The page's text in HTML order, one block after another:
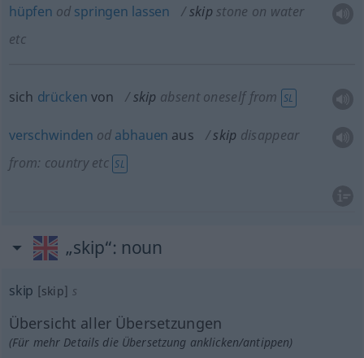
hüpfen od springen lassen skip stone on water
etc
sich drücken von skip absent oneself from SL
verschwinden od abhauen aus skip disappear
from: countryetc SL
„skip“: noun
skip [skip] s
Übersicht aller Übersetzungen
(Für mehr Details die Übersetzung anklicken/antippen)